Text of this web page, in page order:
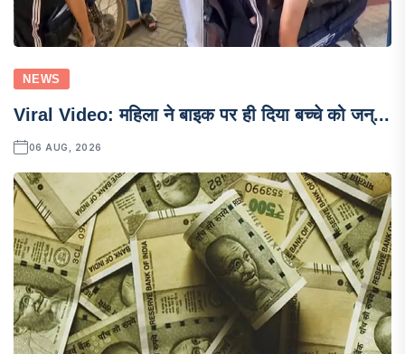
NEWS
Viral Video: महिला ने बाइक पर ही दिया बच्चे को जन्...
06 AUG, 2026